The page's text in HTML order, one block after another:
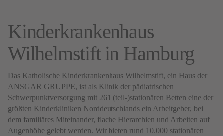
Kinderkrankenhaus
Wilhelmstift in Hamburg
Das Katholische Kinderkrankenhaus Wilhelmstift, ein Haus der
ANSGAR GRUPPE, ist als Klinik der pädiatrischen
Schwerpunktversorgung mit 261 (teil-)stationären Betten eine der
größten Kinderkliniken Norddeutschlands ein Arbeitgeber, bei
dem familiäres Miteinander, flache Hierarchien und Arbeiten auf
Augenhöhe gelebt werden. Wir bieten rund 10.000 stationären